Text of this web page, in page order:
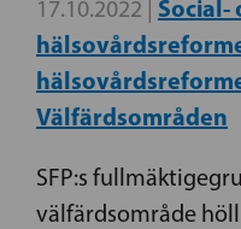
17.10.2022 | Social-
Välfärdsområden
SFP:s
välfärdsområde